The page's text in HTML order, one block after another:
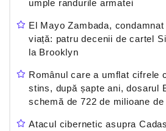
umple randurile armatei
El Mayo Zambada,
viață: patru decenii de cartel
la Brooklyn
Românul care a umflat cifrele
stins, după șapte ani, dosarul
schemă de 722 de milioane de
Atacul cibernetic asupra